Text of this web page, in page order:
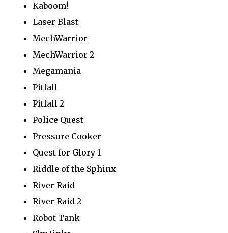
Kaboom!
Laser Blast
MechWarrior
MechWarrior 2
Megamania
Pitfall
Pitfall 2
Police Quest
Pressure Cooker
Quest for Glory 1
Riddle of the Sphinx
River Raid
River Raid 2
Robot Tank